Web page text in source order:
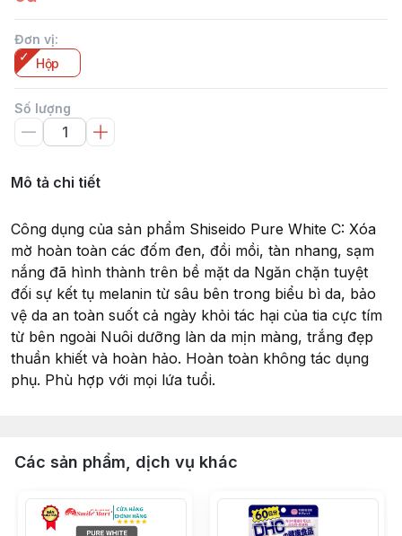
Đơn vị:
Hộp
Số lượng
Mô tả chi tiết
Công dụng của sản phẩm Shiseido Pure White C: Xóa
mờ hoàn toàn các đốm đen, đồi mồi, tàn nhang, sạm
nắng đã hình thành trên bề mặt da Ngăn chặn tuyệt
đối sự kết tụ melanin từ sâu bên trong biểu bì da, bảo
vệ da an toàn suốt cả ngày khỏi tác hại của tia cực tím
từ bên ngoài Nuôi dưỡng làn da mịn màng, trắng đẹp
thuần khiết và hoàn hảo. Hoàn toàn không tác dụng
phụ. Phù hợp với mọi lứa tuổi.
Các sản phẩm, dịch vụ khác